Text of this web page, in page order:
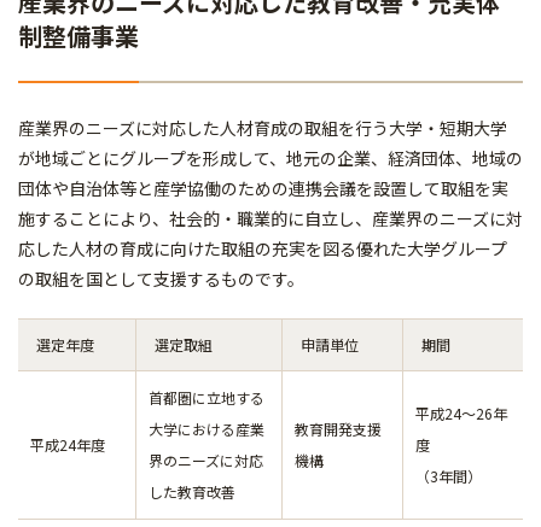
制整備事業
産業界のニーズに対応した人材育成の取組を行う大学・短期大学
が地域ごとにグループを形成して、地元の企業、経済団体、地域の
団体や自治体等と産学協働のための連携会議を設置して取組を実
施することにより、社会的・職業的に自立し、産業界のニーズに対
応した人材の育成に向けた取組の充実を図る優れた大学グループ
の取組を国として支援するものです。
選定年度 選定取組 申請単位 期間
平成24年度
首都圏に立地する
大学における産業
界のニーズに対応
した教育改善
教育開発支援
機構
平成24～26年
度
（3年間）